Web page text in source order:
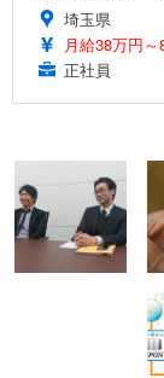
埼玉県
月給38万円～
正社員